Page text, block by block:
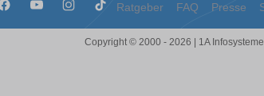
Ratgeber FAQ Presse
Copyright © 2000 - 2026 | 1A